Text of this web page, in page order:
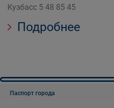
Кузбасс 5 48 85 45
Подробнее
Паспорт города